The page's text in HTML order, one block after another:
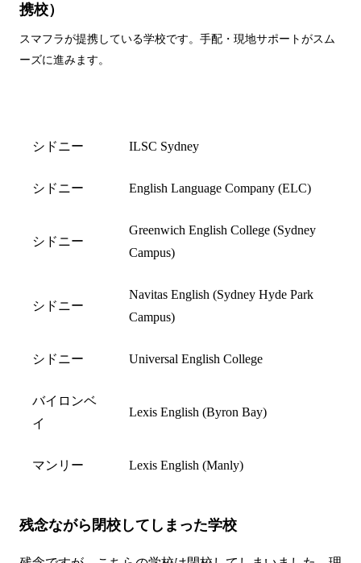
携校）
スマフラが提携している学校です。手配・現地サポートがスム
ーズに進みます。
シドニー ILSC Sydney
シドニー English Language Company (ELC)
シドニー
Greenwich English College (Sydney
Campus)
シドニー
Navitas English (Sydney Hyde Park
Campus)
シドニー Universal English College
バイロンベ
イ
Lexis English (Byron Bay)
マンリー Lexis English (Manly)
残念ながら閉校してしまった学校